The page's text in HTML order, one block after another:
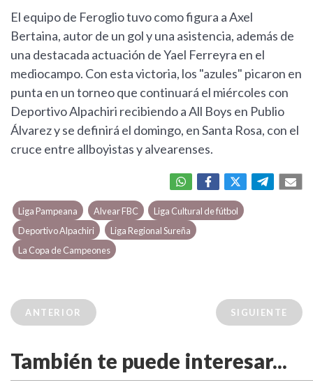
El equipo de Feroglio tuvo como figura a Axel
Bertaina, autor de un gol y una asistencia, además de
una destacada actuación de Yael Ferreyra en el
mediocampo. Con esta victoria, los "azules" picaron en
punta en un torneo que continuará el miércoles con
Deportivo Alpachiri recibiendo a All Boys en Publio
Álvarez y se definirá el domingo, en Santa Rosa, con el
cruce entre allboyistas y alvearenses.
Liga Pampeana Alvear FBC
Liga Cultural de fútbol
Deportivo Alpachiri
Liga Regional Sureña
La Copa de Campeones
ANTERIOR SIGUIENTE
También te puede interesar...